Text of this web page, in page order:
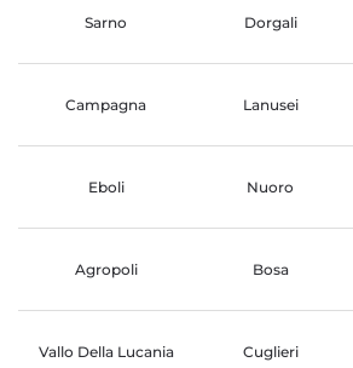
Sarno Dorgali
Campagna Lanusei
Eboli Nuoro
Agropoli Bosa
Vallo Della Lucania Cuglieri